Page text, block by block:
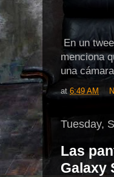
En un
menciona
una
at 6:49 AM
Tuesday,
Las
Galaxy